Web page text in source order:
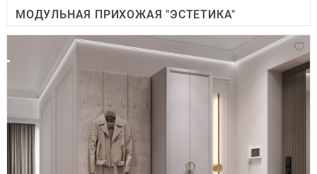
МОДУЛЬНАЯ ПРИХОЖАЯ "ЭСТЕТИКА"